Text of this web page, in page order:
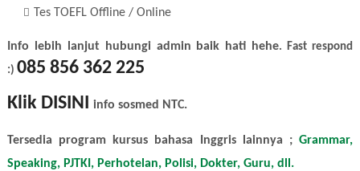
Tes TOEFL Offline / Online
Info lebih lanjut hubungi admin baik hati hehe. Fast respond
:) 085 856 362 225
Klik DISINI info sosmed NTC.
Tersedia program kursus bahasa Inggris lainnya ;Grammar,
Speaking, PJTKI, Perhotelan, Polisi, Dokter, Guru, dll.